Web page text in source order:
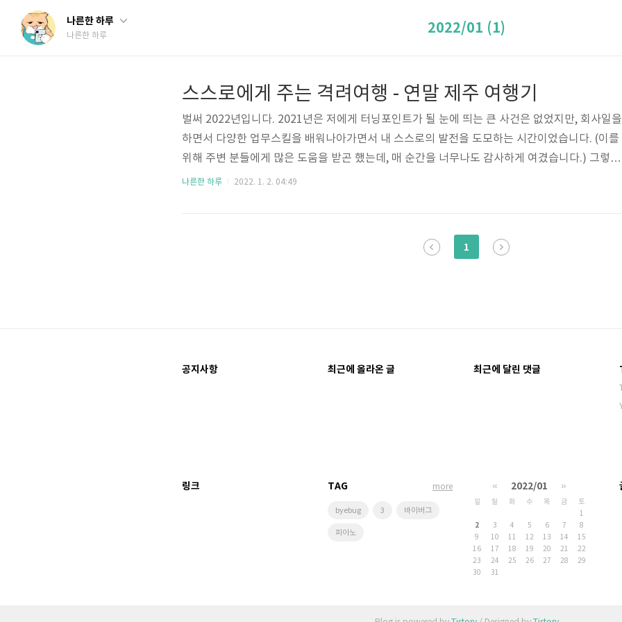
나른한 하루
나른한 하루 2022/01 (1)
스스로에게 주는 격려여행 - 연말 제주 여행기
벌써 2022년입니다. 2021년은 저에게 터닝포인트가 될 눈에 띄는 큰 사건은 없었지만, 회사일을
하면서 다양한 업무스킬을 배워나아가면서 내 스스로의 발전을 도모하는 시간이었습니다. (이를
위해 주변 분들에게 많은 도움을 받곤 했는데, 매 순간을 너무나도 감사하게 여겼습니다.) 그렇게
2021년이 끝나갈 무렵, 코로나로 인해 비행기 타고 해외로 나가지도 못하고, 회사일도 바쁘다보
놀러갈까...' 하고 고민하던 찰나, 마침 아는 형께서도 1주일(12월 26일~1월 3일) 내내 휴가셨는데
나른한 하루 2022. 1. 2. 04:49
1
공지사항 최근에 올라온 글 최근에 달린 댓글
링크 TAG
byebug 3 바이버그
피아노
more « 2022/01 »
일 월 화 수 목 금
토
1
2
3 4 5 6 7
8
9
10 11 12 13 14
15
16
17 18 19 20 21
22
23
24 25 26 27 28
29
30
31